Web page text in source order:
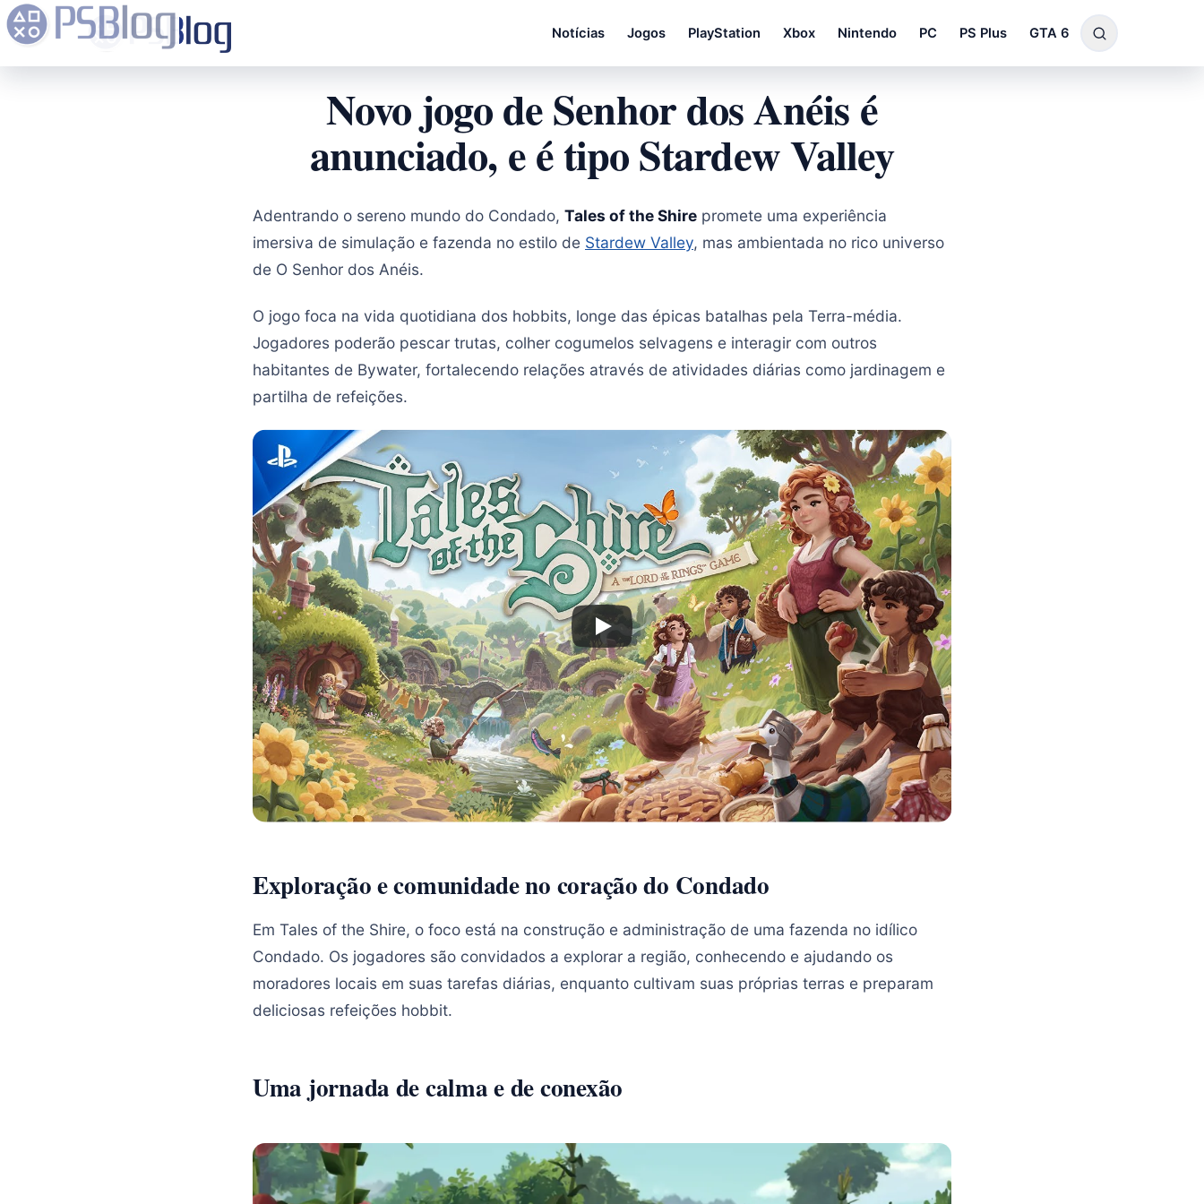
Notícias Jogos PlayStation Xbox Nintendo PC PS Plus GTA 6
Novo jogo de Senhor dos Anéis é
anunciado, e é tipo Stardew Valley
Adentrando o sereno mundo do Condado, Tales of the Shire promete uma experiência
imersiva de simulação e fazenda no estilo de Stardew Valley, mas ambientada no rico universo
de O Senhor dos Anéis.
O jogo foca na vida quotidiana dos hobbits, longe das épicas batalhas pela Terra-média.
Jogadores poderão pescar trutas, colher cogumelos selvagens e interagir com outros
habitantes de Bywater, fortalecendo relações através de atividades diárias como jardinagem e
partilha de refeições.
Exploração e comunidade no coração do Condado
Em Tales of the Shire, o foco está na construção e administração de uma fazenda no idílico
Condado. Os jogadores são convidados a explorar a região, conhecendo e ajudando os
moradores locais em suas tarefas diárias, enquanto cultivam suas próprias terras e preparam
deliciosas refeições hobbit.
Uma jornada de calma e de conexão